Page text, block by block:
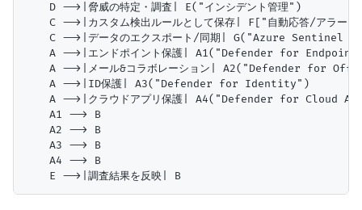
    D -->|脅威の特定・調査| E("インシデント管理")
C -->|カスタム検出ルールとして保存| F["自動応答/アラート
C -->|データのエクスポート/同期| G("Azure Sentinel
A -->|エンドポイント保護| A1("Defender for
A -->|メール&コラボレーション| A2("Defender for
    A -->|ID保護| A3("Defender for Identity")
A -->|クラウドアプリ保護| A4("Defender for Cloud
    A1 --> B
    A2 --> B
    A3 --> B
    A4 --> B